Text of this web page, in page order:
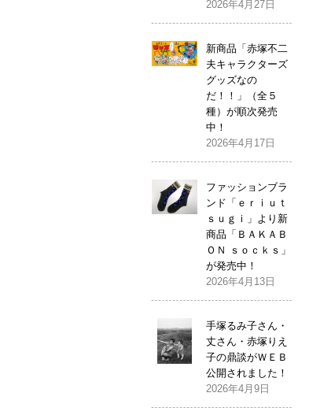
2026年4月27日
新商品「赤塚不二
夫キャラクターズ
グッズなの
だ！！」（全５
種）が順次発売
中！
2026年4月17日
ファッションブラ
ンド「ｅｒｉｕｔ
ｓｕｇｉ」より新
商品「ＢＡＫＡＢ
ＯＮ ｓｏｃｋｓ」
が発売中！
2026年4月13日
手塚るみ子さん・
丈さん・赤塚りえ
子の鼎談がＷＥＢ
公開されました！
2026年4月9日